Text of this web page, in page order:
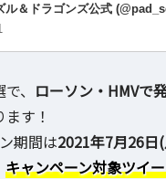
ル＆ドラゴンズ公式
、 ローソン・HMVで
す！
期間は2021年7月26日
キャンペーン対象ツイ